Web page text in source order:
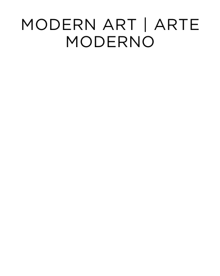
MODERN ART | ARTE
MODERNO